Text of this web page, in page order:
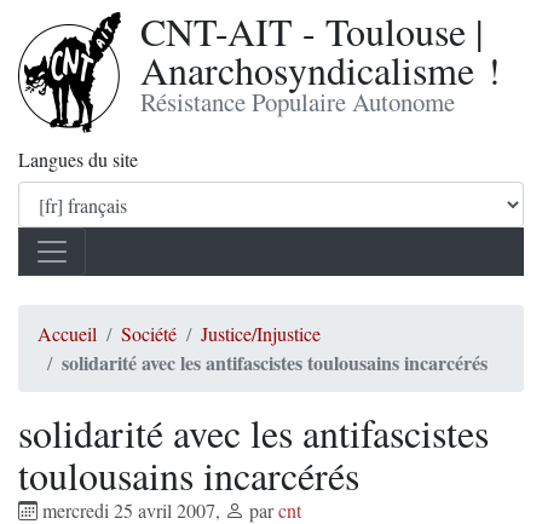
CNT-AIT - Toulouse |
Anarchosyndicalisme !
Résistance Populaire Autonome
Langues du site
Accueil Société Justice/Injustice
solidarité avec les antifascistes toulousains incarcérés
solidarité avec les antifascistes
toulousains incarcérés
mercredi 25 avril 2007, parcnt